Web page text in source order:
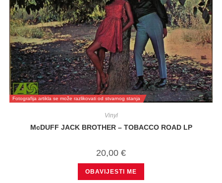
Fotografija artikla se može razlikovati od stvarnog stanja
Vinyl
McDUFF JACK BROTHER – TOBACCO ROAD LP
20,00 €
OBAVIJESTI ME